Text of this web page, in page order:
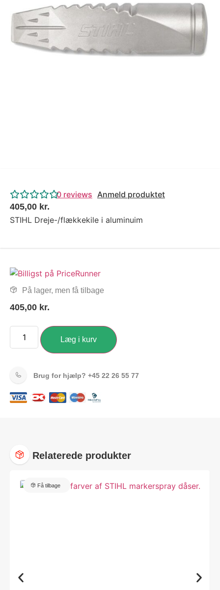
Tips og tricks
4.4 Google Reviews
4.7 Trustpilot
0 reviews Anmeld produktet
405,00 kr.
STIHL Dreje-/flækkekile i aluminuim
På lager, men få tilbage
405,00 kr.
Læg i kurv
Brug for hjælp? +45 22 26 55 77
Relaterede produkter
Få tilbage